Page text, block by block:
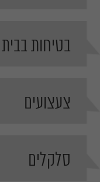
בטיחות בבית
צעצועים
סלקלים